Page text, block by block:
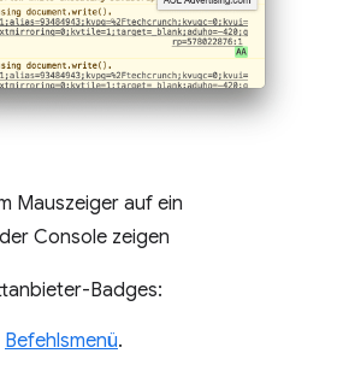
Mauszeiger auf ein
Console zeigen
Badges:
Befehlsmenü.